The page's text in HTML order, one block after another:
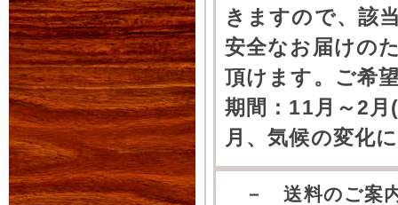
きますので、該
安全なお届けの
頂けます。ご希
期間：11月～2
月、気候の変化
－ 送料のご案